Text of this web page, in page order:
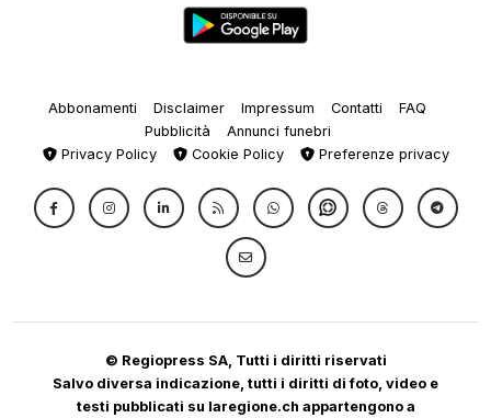
Abbonamenti Disclaimer Impressum Contatti
FAQ
Pubblicità
Annunci funebri
Privacy Policy
Cookie Policy Preferenze privacy
© Regiopress SA, Tutti i diritti riservati
Salvo diversa indicazione, tutti i diritti di foto, video e
testi pubblicati su laregione.ch appartengono a